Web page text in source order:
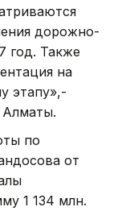
дорожно-
год. Также
на
этапу»,-
Алматы.
по
от
1 134 млн.